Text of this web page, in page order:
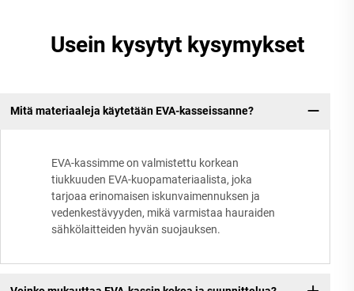
Usein kysytyt kysymykset
Mitä materiaaleja käytetään EVA-kasseissanne?
EVA-kassimme on valmistettu korkean
tiukkuuden EVA-kuopamateriaalista, joka
tarjoaa erinomaisen iskunvaimennuksen ja
vedenkestävyyden, mikä varmistaa hauraiden
sähkölaitteiden hyvän suojauksen.